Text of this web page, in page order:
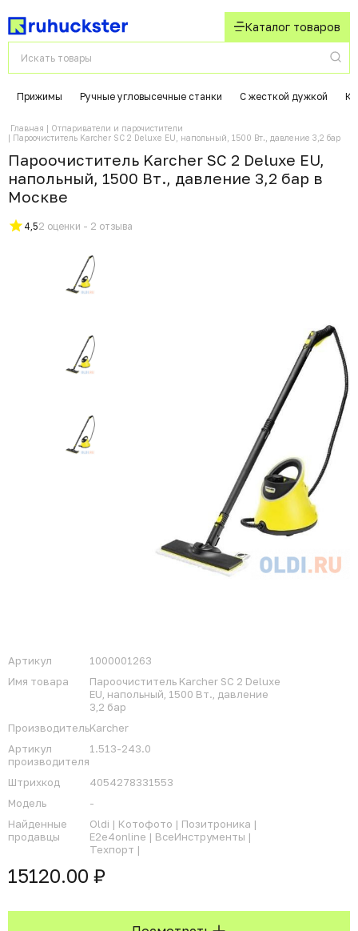
Каталог товаров
Прижимы Ручные угловысечные станки С жесткой дужкой
Главная
Отпариватели и парочистители
Пароочиститель Karcher SC 2 Deluxe EU, напольный, 1500 Вт., давление 3,2 бар
Пароочиститель Karcher SC 2 Deluxe EU,
напольный, 1500 Вт., давление 3,2 бар в
Москвe
4,52 оценки - 2 отзыва
Артикул
1000001263
Имя товара
Пароочиститель Karcher SC 2 Deluxe
EU, напольный, 1500 Вт., давление
3,2 бар
ПроизводительKarcher
Артикул
производителя
1.513-243.0
Штрихкод
4054278331553
Модель
-
Найденные
продавцы
Oldi | Котофото | Позитроника |
E2e4online | ВсеИнструменты |
Техпорт |
15120.00 ₽